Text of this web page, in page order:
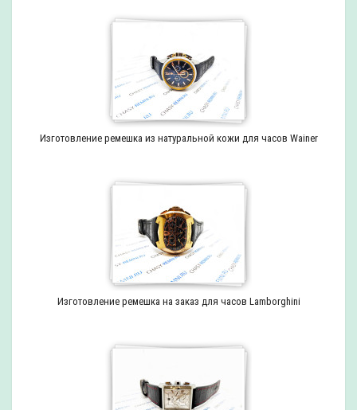
Изготовление ремешка из натуральной кожи для часов Wainer
Изготовление ремешка на заказ для часов Lamborghini